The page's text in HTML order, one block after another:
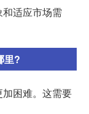
适应市场需
里?
困难。这需要